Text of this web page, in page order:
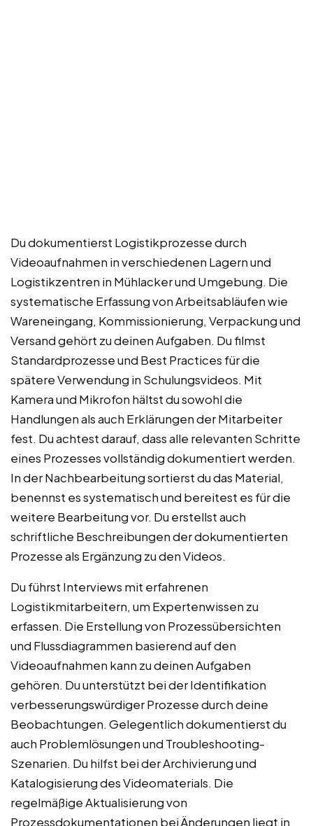
Du dokumentierst Logistikprozesse durch
Videoaufnahmen in verschiedenen Lagern und
Logistikzentren in Mühlacker und Umgebung. Die
systematische Erfassung von Arbeitsabläufen wie
Wareneingang, Kommissionierung, Verpackung und
Versand gehört zu deinen Aufgaben. Du filmst
Standardprozesse und Best Practices für die
spätere Verwendung in Schulungsvideos. Mit
Kamera und Mikrofon hältst du sowohl die
Handlungen als auch Erklärungen der Mitarbeiter
fest. Du achtest darauf, dass alle relevanten Schritte
eines Prozesses vollständig dokumentiert werden.
In der Nachbearbeitung sortierst du das Material,
benennst es systematisch und bereitest es für die
weitere Bearbeitung vor. Du erstellst auch
schriftliche Beschreibungen der dokumentierten
Prozesse als Ergänzung zu den Videos.
Du führst Interviews mit erfahrenen
Logistikmitarbeitern, um Expertenwissen zu
erfassen. Die Erstellung von Prozessübersichten
und Flussdiagrammen basierend auf den
Videoaufnahmen kann zu deinen Aufgaben
gehören. Du unterstützt bei der Identifikation
verbesserungswürdiger Prozesse durch deine
Beobachtungen. Gelegentlich dokumentierst du
auch Problemlösungen und Troubleshooting-
Szenarien. Du hilfst bei der Archivierung und
Katalogisierung des Videomaterials. Die
regelmäßige Aktualisierung von
Prozessdokumentationen bei Änderungen liegt in